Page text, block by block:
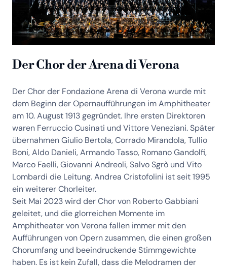
Der Chor der Arena di Verona
Der Chor der Fondazione Arena di Verona wurde mit
dem Beginn der Opernaufführungen im Amphitheater
am 10. August 1913 gegründet. Ihre ersten Direktoren
waren Ferruccio Cusinati und Vittore Veneziani. Später
übernahmen Giulio Bertola, Corrado Mirandola, Tullio
Boni, Aldo Danieli, Armando Tasso, Romano Gandolfi,
Marco Faelli, Giovanni Andreoli, Salvo Sgrò und Vito
Lombardi die Leitung. Andrea Cristofolini ist seit 1995
ein weiterer Chorleiter.
Seit Mai 2023 wird der Chor von Roberto Gabbiani
geleitet, und die glorreichen Momente im
Amphitheater von Verona fallen immer mit den
Aufführungen von Opern zusammen, die einen großen
Chorumfang und beeindruckende Stimmgewichte
haben. Es ist kein Zufall, dass die Melodramen der